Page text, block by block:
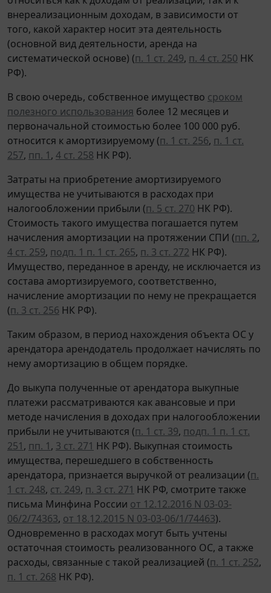
внереализационным доходам, в зависимости от
того, какой характер носит эта деятельность
(основной вид деятельности, аренда на
систематической основе) (п. 1 ст. 249, п. 4 ст. 250 НК
РФ).
В свою очередь, собственное имущество сроком
полезного использования более 12 месяцев и
первоначальной стоимостью более 100 000 руб.
относится к амортизируемому (п. 1 ст. 256, п. 1 ст.
257, пп. 1, 4 ст. 258 НК РФ).
Затраты на приобретение амортизируемого
имущества не учитываются в расходах при
налогообложении прибыли (п. 5 ст. 270 НК РФ).
Стоимость такого имущества погашается путем
начисления амортизации на протяжении СПИ (пп. 2,
4 ст. 259, подп. 1 п. 1 ст. 265, п. 3 ст. 272 НК РФ).
Имущество, переданное в аренду, не исключается из
состава амортизируемого, соответственно,
начисление амортизации по нему не прекращается
(п. 3 ст. 256 НК РФ).
Таким образом, в период нахождения объекта ОС у
арендатора арендодатель продолжает начислять по
нему амортизацию в общем порядке.
До выкупа полученные от арендатора выкупные
платежи рассматриваются как авансовые и при
методе начисления в доходах при налогообложении
прибыли не учитываются (п. 1 ст. 39, подп. 1 п. 1 ст.
251, пп. 1, 3 ст. 271 НК РФ). Выкупная стоимость
имущества, перешедшего в собственность
арендатора, признается выручкой от реализации (п.
1 ст. 248, ст. 249, п. 3 ст. 271 НК РФ, смотрите также
письма Минфина России от 12.12.2016 N 03-03-
06/2/74363, от 18.12.2015 N 03-03-06/1/74463).
Одновременно в расходах могут быть учтены
остаточная стоимость реализованного ОС, а также
расходы, связанные с такой реализацией (п. 1 ст. 252,
п. 1 ст. 268 НК РФ).